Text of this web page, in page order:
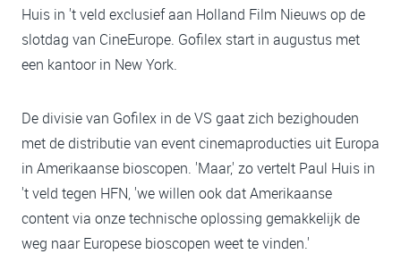
Huis in 't veld exclusief aan Holland Film Nieuws op de
slotdag van CineEurope. Gofilex start in augustus met
een kantoor in New York.
De divisie van Gofilex in de VS gaat zich bezighouden
met de distributie van event cinemaproducties uit Europa
in Amerikaanse bioscopen. 'Maar,' zo vertelt Paul Huis in
't veld tegen HFN, 'we willen ook dat Amerikaanse
content via onze technische oplossing gemakkelijk de
weg naar Europese bioscopen weet te vinden.'